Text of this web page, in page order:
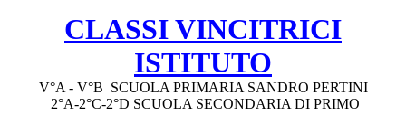
CLASSI VINCITRICI
ISTITUTO
V°A - V°B SCUOLA PRIMARIA SANDRO PERTINI
2°A-2°C-2°D SCUOLA SECONDARIA DI PRIMO